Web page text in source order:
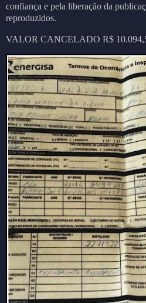
confiança e pela liberação da
reproduzidos.
VALOR CANCELADO R$